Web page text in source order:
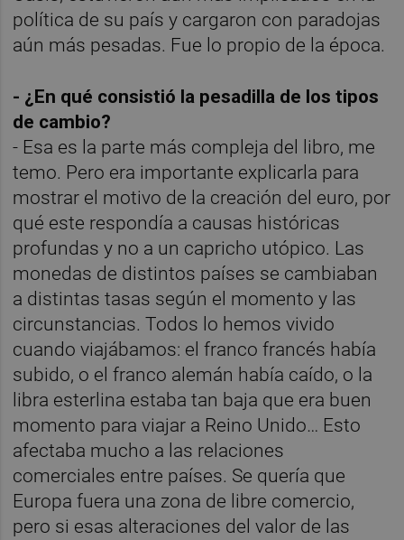
política de su país y cargaron con paradojas
aún más pesadas. Fue lo propio de la época.
- ¿En qué consistió la pesadilla de los tipos
de cambio?
- Esa es la parte más compleja del libro, me
temo. Pero era importante explicarla para
mostrar el motivo de la creación del euro, por
qué este respondía a causas históricas
profundas y no a un capricho utópico. Las
monedas de distintos países se cambiaban
a distintas tasas según el momento y las
circunstancias. Todos lo hemos vivido
cuando viajábamos: el franco francés había
subido, o el franco alemán había caído, o la
libra esterlina estaba tan baja que era buen
momento para viajar a Reino Unido… Esto
afectaba mucho a las relaciones
comerciales entre países. Se quería que
Europa fuera una zona de libre comercio,
pero si esas alteraciones del valor de las